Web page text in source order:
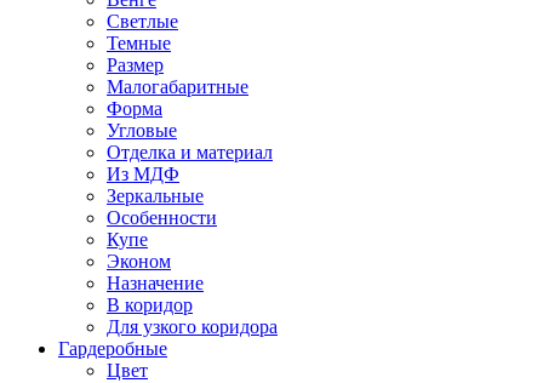
Светлые
Темные
Размер
Малогабаритные
Форма
Угловые
Отделка и материал
Из МДФ
Зеркальные
Особенности
Купе
Эконом
Назначение
В коридор
Для узкого коридора
Гардеробные
Цвет